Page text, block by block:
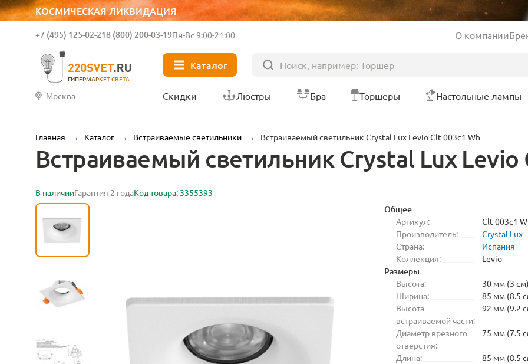
КОСМИЧЕСКАЯ ЛИКВИДАЦИЯ
ГИПЕРМАРКЕТ СВЕТА
+7 (495) 125-02-218 (800) 200-03-19Пн-Вс 9:00-21:00 О компании
Каталог
Москва Скидки Люстры Бра Торшеры Настольные лампы
Главная → Каталог → Встраиваемые светильники → Встраиваемый светильник Crystal Lux Levio Clt 003c1 Wh
Встраиваемый светильник Crystal Lux Levio
В наличииГарантия 2 годаКод товара: 3355393
Общее:
Артикул:
Clt 003c1
Производитель:
Crystal Lux
Страна:
Испания
Коллекция:
Levio
Размеры:
Высота:
30 мм (3 см)
Ширина:
85 мм (8.5
Высота
встраиваемой части:
92 мм (9.2
Диаметр врезного
отверстия:
75 мм (7.5
Длина: 85 мм (8.5